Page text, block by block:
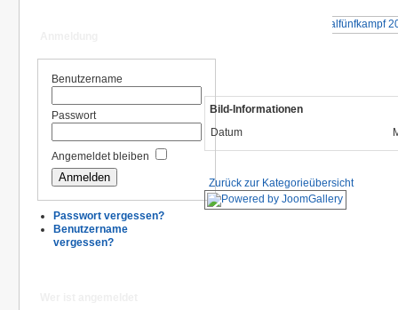
Benutzername
Passwort
Angemeldet bleiben
Passwort vergessen?
Benutzername
vergessen?
Bild-Informationen
Datum
Zurück zur Kategorieübersicht